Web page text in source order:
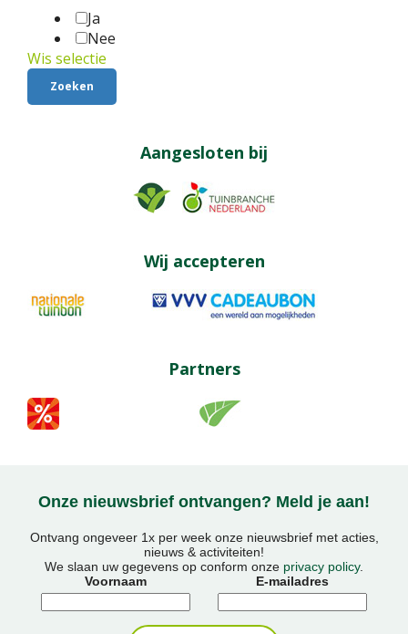
Ja
Nee
Wis selectie
Aangesloten bij
Wij accepteren
Partners
Onze nieuwsbrief ontvangen? Meld je aan!
Ontvang ongeveer 1x per week onze nieuwsbrief met acties,
nieuws & activiteiten!
We slaan uw gegevens op conform onze privacy policy.
Voornaam
E-mailadres